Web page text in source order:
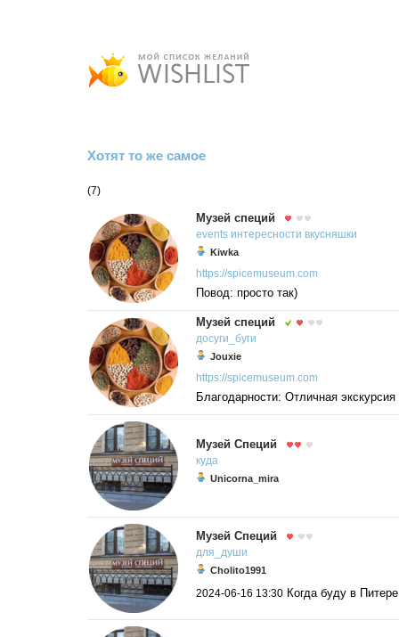
Хотят то же самое
(7)
Музей специй
events интересности вкусняшки
Kiwka
https://spicemuseum.com
Повод: просто так)
Музей специй
досуги_буги
Jouxie
https://spicemuseum.com
Благодарности: Отличная
Музей Специй
куда
Unicorna_mira
Музей Специй
для_души
Cholito1991
2024-06-16 13:30 Когда буду в